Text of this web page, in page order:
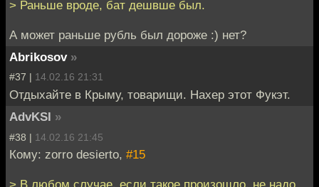
> Раньше вроде, бат дешвше был.
А может раньше рубль был дороже :) нет?
Abrikosov »
#37 | 14.02.16 21:31
Отдыхайте в Крыму, товарищи. Нахер этот Фукэт.
AdvKSI »
#38 | 14.02.16 21:45
Кому: zorro desierto, #15